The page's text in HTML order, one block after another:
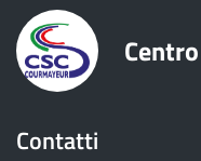
Contatti